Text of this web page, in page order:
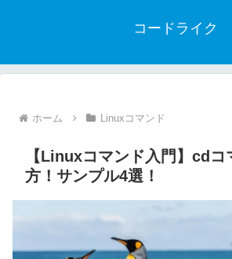
コードライク
ホーム Linuxコマンド
【Linuxコマンド入門】cdコ
方！サンプル4選！